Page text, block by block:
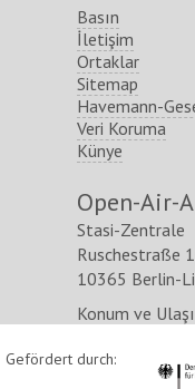
Basın
İletişim
Ortaklar
Sitemap
Havemann-
Veri Koruma
Künye
Open-Air-
Stasi-Zentrale
Ruschestraße
10365 Berlin-
Konum ve
Gefördert durch: